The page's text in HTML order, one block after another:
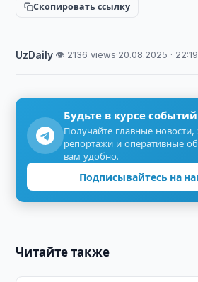
Скопировать ссылку
UzDaily·👁 2136 views·20.08.2025 · 22:19
Будьте в курсе событий
Получайте главные
репортажи и оперативные
вам удобно.
Подписывайтесь на
Читайте также